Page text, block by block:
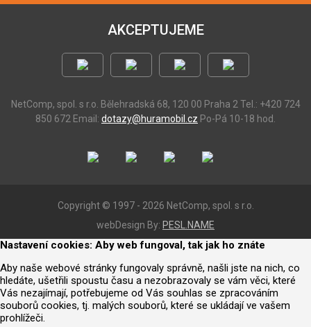
AKCEPTUJEME
NetComp, spol. s r.o. Bělehradská 68, 120 00 Praha 2 Tel.: +420 724
850 672 Email: dotazy@huramobil.cz Po-Pá 10-18 hod.
Copyright © 1997 - 2026 NetComp, spol. s r.o.
webDesign By: PESL.NAME
Nastavení cookies: Aby web fungoval, tak jak ho znáte
Aby naše webové stránky fungovaly správně, našli jste na nich, co
hledáte, ušetřili spoustu času a nezobrazovaly se vám věci, které
Vás nezajímají, potřebujeme od Vás souhlas se zpracováním
souborů cookies, tj. malých souborů, které se ukládají ve vašem
prohlížeči.